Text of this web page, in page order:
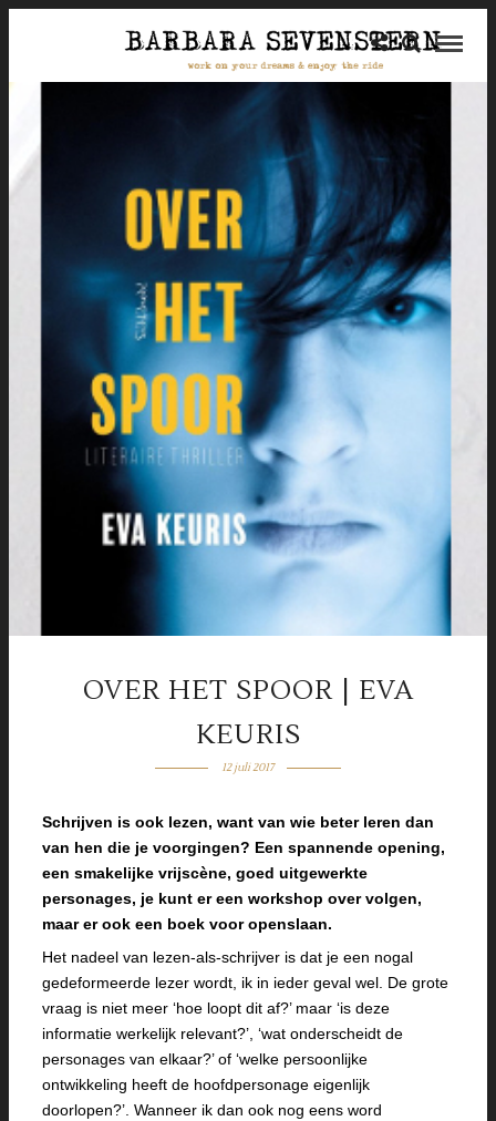
OVER HET SPOOR | EVA
KEURIS
12 juli 2017
Schrijven is ook lezen, want van wie beter leren dan
van hen die je voorgingen? Een spannende opening,
een smakelijke vrijscène, goed uitgewerkte
personages, je kunt er een workshop over volgen,
maar er ook een boek voor openslaan.
Het nadeel van lezen-als-schrijver is dat je een nogal
gedeformeerde lezer wordt, ik in ieder geval wel. De grote
vraag is niet meer ‘hoe loopt dit af?’ maar ‘is deze
informatie werkelijk relevant?’, ‘wat onderscheidt de
personages van elkaar?’ of ‘welke persoonlijke
ontwikkeling heeft de hoofdpersonage eigenlijk
doorlopen?’. Wanneer ik dan ook nog eens word